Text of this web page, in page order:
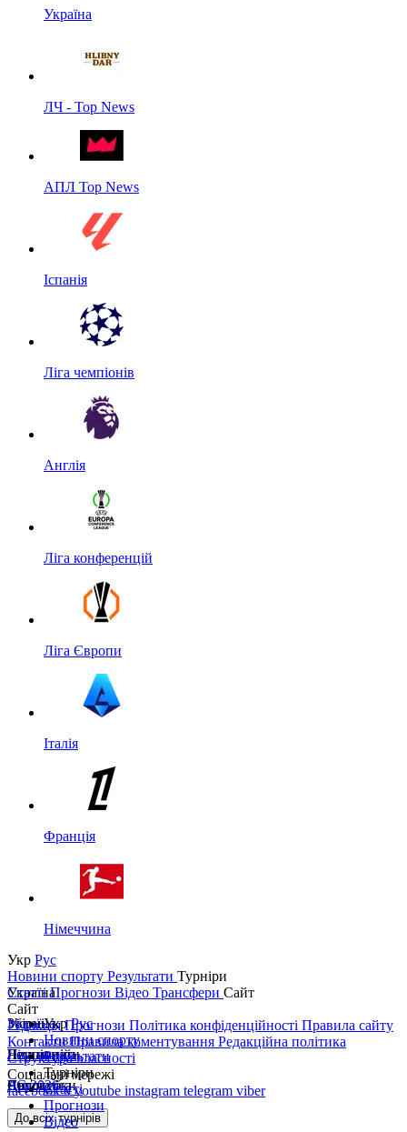
Україна
ЛЧ - Top News
АПЛ Top News
Іспанія
Ліга чемпіонів
Англія
Ліга конференцій
Ліга Європи
Італія
Франція
Німеччина
Укр Рус
Новини спорту Результати Турніри
Україна
Україна
Перша ліга
Друга ліга
Кубок України
Збірні
Ліга націй
ЧС 2026
Чемпіонати
Англія
Іспанія
Єврокубки
Ліга чемпіонів
До всіх турнірів
СтаттіПрогнози Відео Трансфери Сайт
Сайт
РедакціяПрогнози Політика конфіденційності Правила сайту
КонтактиПравила коментування Редакційна політика
Структура власності
Соціальні мережі
facebookxyoutube instagram telegram viber
УкрРус
Новини спорту
Результати
Турніри
Статті
Прогнози
Відео